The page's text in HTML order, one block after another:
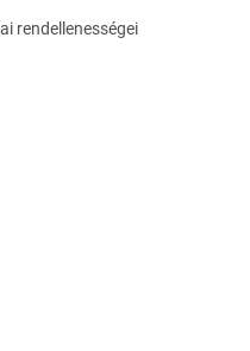
rendellenességei